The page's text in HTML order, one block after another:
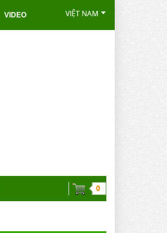
VIDEO VIỆT NAM
0